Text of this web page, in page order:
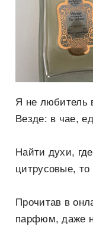
Я не любитель
Везде: в чае,
Найти духи,
цитрусовые, то
Прочитав в
парфюм, даже